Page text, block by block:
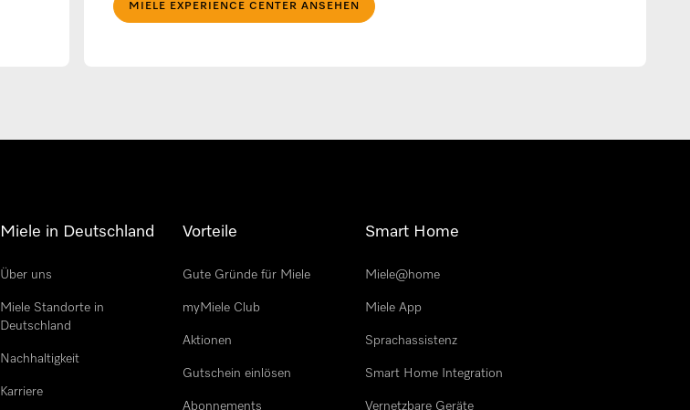
MIELE EXPERIENCE CENTER ANSEHEN
Miele in Deutschland
Über uns
Miele Standorte in
Deutschland
Nachhaltigkeit
Karriere
Vorteile
Gute Gründe für Miele
myMiele Club
Aktionen
Gutschein einlösen
Abonnements
Smart Home
Miele@home
Miele App
Sprachassistenz
Smart Home Integration
Vernetzbare Geräte